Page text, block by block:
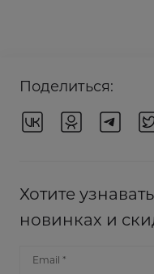
Поделиться:
Хотите
новинках и
Email *